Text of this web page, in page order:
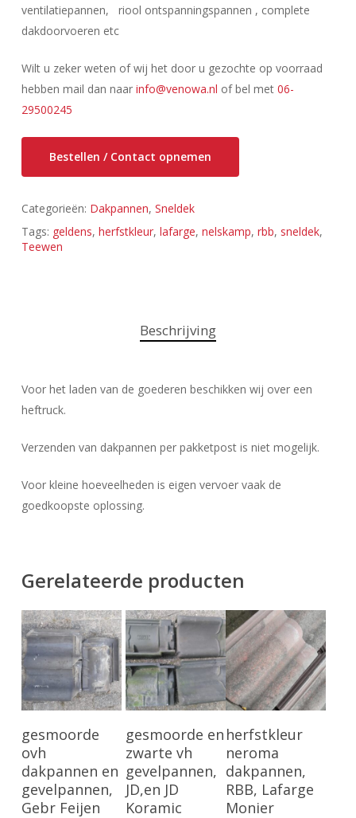
ventilatiepannen, riool ontspanningspannen , complete
dakdoorvoeren etc
Wilt u zeker weten of wij het door u gezochte op voorraad
hebben mail dan naar info@venowa.nl of bel met 06-
29500245
Bestellen / Contact opnemen
Categorieën: Dakpannen, Sneldek
Tags: geldens, herfstkleur, lafarge, nelskamp, rbb, sneldek,
Teewen
Beschrijving
Voor het laden van de goederen beschikken wij over een
heftruck.
Verzenden van dakpannen per pakketpost is niet mogelijk.
Voor kleine hoeveelheden is eigen vervoer vaak de
goedkoopste oplossing.
Gerelateerde producten
Bekijk Product
gesmoorde
ovh
dakpannen en
gevelpannen,
Gebr Feijen
Bekijk Product
gesmoorde en
zwarte vh
gevelpannen,
JD,en JD
Koramic
Bekijk Product
herfstkleur
neroma
dakpannen,
RBB, Lafarge
Monier